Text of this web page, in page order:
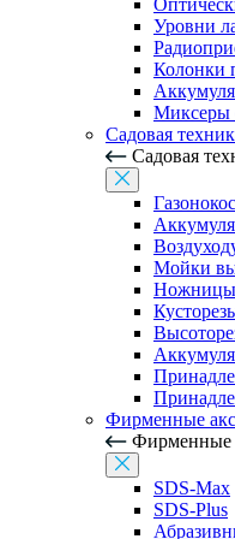
Уровни
Колонки
Миксеры
Садовая
Садовая
Мойки
Ножницы
Фирменные
Фирменные
SDS-Max
SDS-Plus